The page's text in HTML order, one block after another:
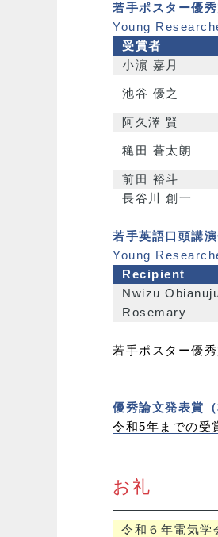
若手ポスター優秀
Young
受賞者
小濵 嘉月
池谷 優之
阿久澤 賢
穐田 蒼太朗
前田 裕斗
長谷川 創一
若手英語口頭講
Young
Recipient
Nwizu
Rosemary
若手ポスター優
優秀論文発表賞
令和5年までの受
お礼
令和６年電気学